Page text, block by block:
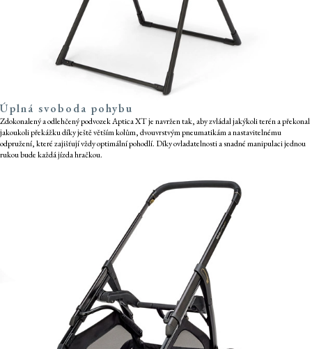
Úplná svoboda pohybu
Zdokonalený a odlehčený podvozek Aptica XT je navržen tak, aby zvládal jakýkoli terén a překonal
jakoukoli překážku díky ještě větším kolům, dvouvrstvým pneumatikám a nastavitelnému
odpružení, které zajišťují vždy optimální pohodlí. Díky ovladatelnosti a snadné manipulaci jednou
rukou bude každá jízda hračkou.